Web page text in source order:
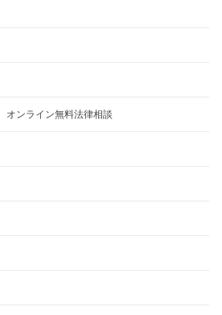
ンライン無料法律相談